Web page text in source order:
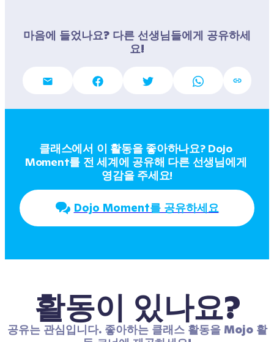
마음에 들었나요? 다른 선생님들에게 공유하세
요!
클래스에서 이 활동을 좋아하나요? Dojo
Moment를 전 세계에 공유해 다른 선생님에게
영감을 주세요!
Dojo Moment를 공유하세요
활동이 있나요?
공유는 관심입니다. 좋아하는 클래스 활동을 Mojo 활